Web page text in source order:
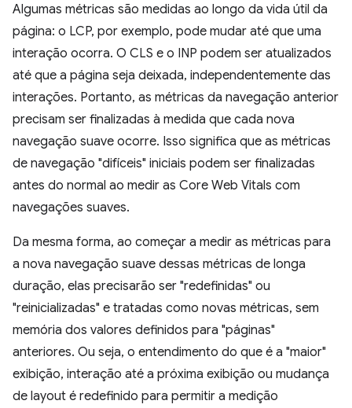
Algumas métricas são medidas ao longo da vida útil da
página: o LCP, por exemplo, pode mudar até que uma
interação ocorra. O CLS e o INP podem ser atualizados
até que a página seja deixada, independentemente das
interações. Portanto, as métricas da navegação anterior
precisam ser finalizadas à medida que cada nova
navegação suave ocorre. Isso significa que as métricas
de navegação "difíceis" iniciais podem ser finalizadas
antes do normal ao medir as Core Web Vitals com
navegações suaves.
Da mesma forma, ao começar a medir as métricas para
a nova navegação suave dessas métricas de longa
duração, elas precisarão ser "redefinidas" ou
"reinicializadas" e tratadas como novas métricas, sem
memória dos valores definidos para "páginas"
anteriores. Ou seja, o entendimento do que é a "maior"
exibição, interação até a próxima exibição ou mudança
de layout é redefinido para permitir a medição